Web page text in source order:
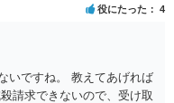
するメール等です。 金額の
訳ではないかと思います
る傾向にありますので、早
と良いかと思います。
役にたった 4
いですね。 教えてあげれば
請求できないので、受け取